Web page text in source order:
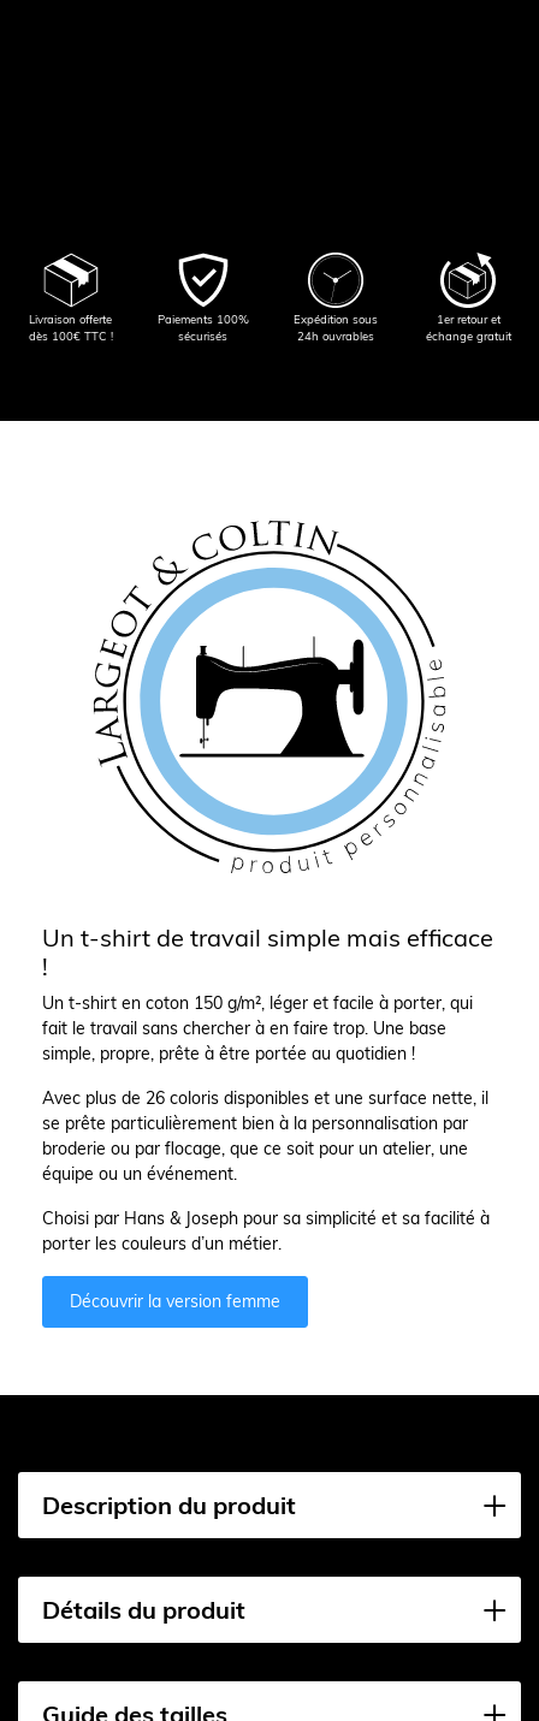
Livraison offerte
dès 100€ TTC !
Paiements 100%
sécurisés
Expédition sous
24h ouvrables
1er retour et
échange gratuit
Un t-shirt de travail simple mais efficace
!
Un t-shirt en coton 150 g/m², léger et facile à porter, qui
fait le travail sans chercher à en faire trop. Une base
simple, propre, prête à être portée au quotidien !
Avec plus de 26 coloris disponibles et une surface nette, il
se prête particulièrement bien à la personnalisation par
broderie ou par flocage, que ce soit pour un atelier, une
équipe ou un événement.
Choisi par Hans & Joseph pour sa simplicité et sa facilité à
porter les couleurs d’un métier.
Découvrir la version femme
Description du produit
Détails du produit
Guide des tailles